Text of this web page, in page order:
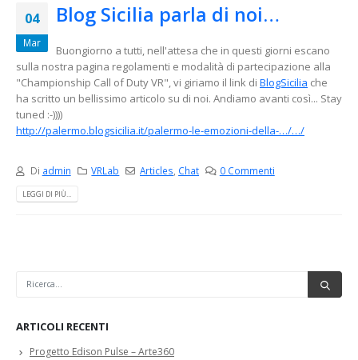
04
Mar
Blog Sicilia parla di noi…
Buongiorno a tutti, nell'attesa che in questi giorni escano
sulla nostra pagina regolamenti e modalità di partecipazione alla
"Championship Call of Duty VR", vi giriamo il link di BlogSicilia che
ha scritto un bellissimo articolo su di noi. Andiamo avanti così... Stay
tuned :-))))
http://palermo.blogsicilia.it/palermo-le-emozioni-della-…/…/
Di admin VRLab Articles Chat 0 Commenti
LEGGI DI PIÙ...
ARTICOLI RECENTI
Progetto Edison Pulse – Arte360